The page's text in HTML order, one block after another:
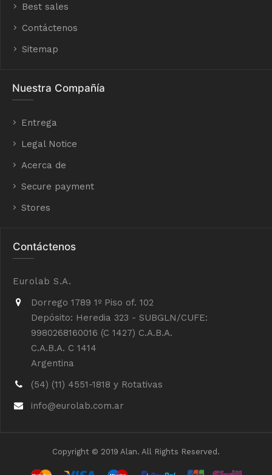
Best sales
Contáctenos
Sitemap
Nuestra Compañía
Entrega
Legal Notice
Acerca de
Secure payment
Stores
Contáctenos
Eurolab S.A.
Dorrego 1789 1º Piso of. 102
Depósito: Heredia 323 - SUBGLN/CUFE:
9980268160016 (C 1427) C.A.B.A.
C.A.B.A. C 1414
Argentina
(54) (11) 4551-1818 y Rotativas
info@eurolab.com.ar
Copyright © 2019 Alan. All Rights Reserved.